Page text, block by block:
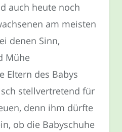
auch heute noch
am meisten
denen Sinn,
Mühe
Eltern des Babys
stellvertretend für
denn ihm dürfte
ob die Babyschuhe